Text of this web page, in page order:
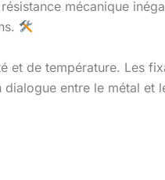
mécanique
et de température. Les
entre le métal